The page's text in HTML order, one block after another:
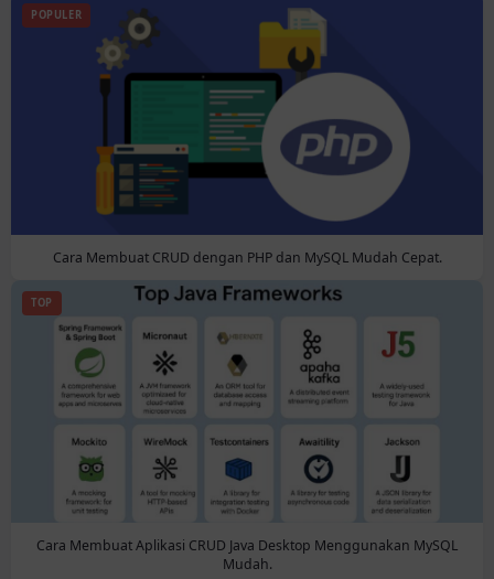
POPULER
Cara Membuat CRUD dengan PHP dan MySQL Mudah Cepat.
TOP
Cara Membuat Aplikasi CRUD Java Desktop Menggunakan MySQL
Mudah.